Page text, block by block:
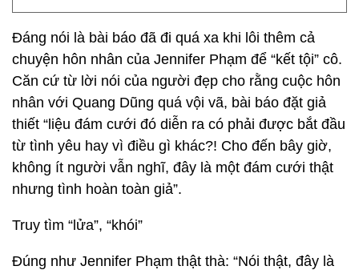
Đáng nói là bài báo đã đi quá xa khi lôi thêm cả
chuyện hôn nhân của Jennifer Phạm để “kết tội” cô.
Căn cứ từ lời nói của người đẹp cho rằng cuộc hôn
nhân với Quang Dũng quá vội vã, bài báo đặt giả
thiết “liệu đám cưới đó diễn ra có phải được bắt đầu
từ tình yêu hay vì điều gì khác?! Cho đến bây giờ,
không ít người vẫn nghĩ, đây là một đám cưới thật
nhưng tình hoàn toàn giả”.
Truy tìm “lửa”, “khói”
Đúng như Jennifer Phạm thật thà: “Nói thật, đây là